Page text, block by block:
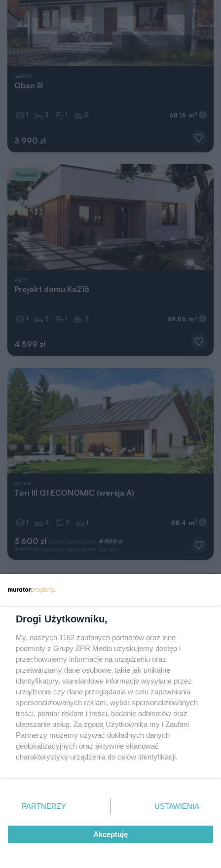
LMB96B
Oban III
3 990 zł
1 3 1 0 68,15 m 2
Nowość
Ka215
Projekt domu Ka215
4 599 zł
1 3 1 0 69,86 m 2
AG064
Tori III G1 ECONOMIC (wersja A)
3 600 zł Cena katalogowa 4 500 zł
3 600 zł najniższa cena przed obniżką
1 3 2 1 68,4 m 2
Przejdź do poprzedniej stronyWprowadź numer strony
z 20 Przejdź do kolejnej
Projekty domów do 70 m2
Czym charakteryzują się projekty domów do 70
m2?
Projekty domów do 70 m² z kolekcji Murator Projekty to
poddaszem użytkowym lub przeznaczonym do późniejszej
adaptacji, co pozwala elastycznie zwiększyć powierzchnię
użytkową. Przemyślane układy wnętrz, często z otwartą strefą
dzienną, gwarantują maksymalny komfort i optymalne
Drogi Użytkowniku,
My, naszych 1162 zaufanych partnerów oraz inne
podmioty z Grupy ZPR Media uzyskujemy dostęp i
przechowujemy informacje na urządzeniu oraz
przetwarzamy dane osobowe, takie jak unikalne
identyfikatory, standardowe informacje wysyłane przez
urządzenie czy dane przeglądania w celu zapewniania
spersonalizowanych reklam, wybór spersonalizowanych
treści, pomiar reklam i treści, badanie odbiorców oraz
ulepszanie usług. Za zgodą Użytkownika my i Zaufani
Partnerzy możemy używać dokładnych danych
geolokalizacyjnych oraz aktywnie skanować
charakterystykę urządzenia do celów identyfikacji.
zmienić/wycofać klikając przycisk ustawień prywatności
znajdujący się w lewym dolnym rogu strony
rodzaje przetwarzania danych nie wymagają zgody
użytkownika, ale masz prawo sprzeciwić się takiemu
przetwarzaniu. Preferencje będą miały zastosowanie tylko
PARTNERZY USTAWIENIA
Akceptuję